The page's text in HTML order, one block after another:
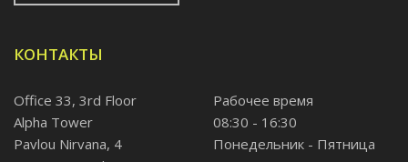
КОНТАКТЫ
Office 33, 3rd Floor
Alpha Tower
Pavlou Nirvana, 4
Рабочее время
08:30 - 16:30
Понедельник - Пятница